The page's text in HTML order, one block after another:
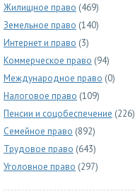
Жилищное право (469)
Земельное право (140)
Интернет и право (3)
Коммерческое право (94)
Международное право (0)
Налоговое право (109)
Пенсии и соцобеспечение (226)
Семейное право (892)
Трудовое право (643)
Уголовное право (297)